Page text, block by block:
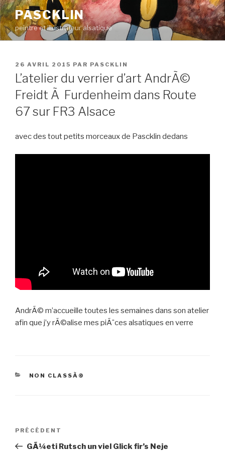
Aller
au
contenu
principal
PASCKLIN
peintre et illustrateur alsatique
PUBLIÉ
LE
26 AVRIL 2015 PAR PASCKLIN
L’atelier du verrier d’art AndrÃ©
Freidt Ã Furdenheim dans Route
67 sur FR3 Alsace
avec des tout petits morceaux de Pascklin dedans
AndrÃ© m’accueille toutes les semaines dans son atelier
afin que j’y rÃ©alise mes piÃ¨ces alsatiques en verre
CATÉGORIES
NON CLASSÃ©
Navigation
Article
précédent
PRÉCÉDENT
GÃ¼eti Rutsch un viel Glick fir’s Neje